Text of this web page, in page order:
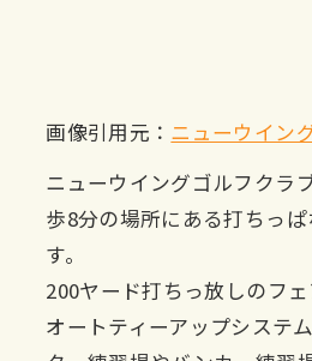
画像引用元： ニューウイン
ニューウイングゴルフクラ
歩8分の場所にある打ちっ
す。
200ヤード打ちっ放しのフ
オートティーアップシステ